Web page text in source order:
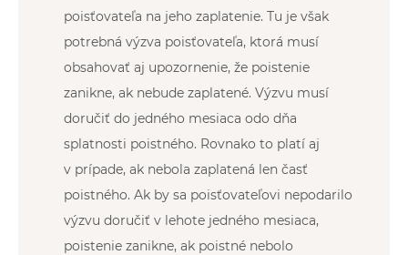
poisťovateľa na jeho zaplatenie. Tu je však
potrebná výzva poisťovateľa, ktorá musí
obsahovať aj upozornenie, že poistenie
zanikne, ak nebude zaplatené. Výzvu musí
doručiť do jedného mesiaca odo dňa
splatnosti poistného. Rovnako to platí aj
v prípade, ak nebola zaplatená len časť
poistného. Ak by sa poisťovateľovi nepodarilo
výzvu doručiť v lehote jedného mesiaca,
poistenie zanikne, ak poistné nebolo